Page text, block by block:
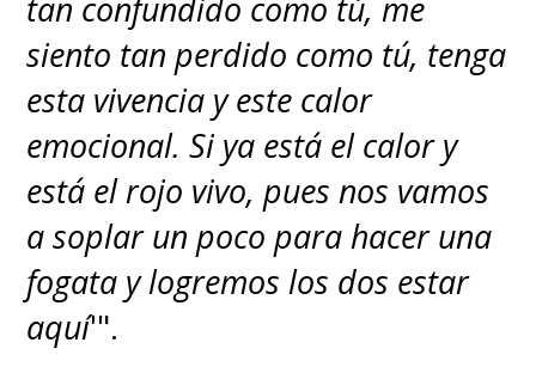
tan confundido como tú, me
siento tan perdido como tú, tenga
esta vivencia y este calor
emocional. Si ya está el calor y
está el rojo vivo, pues nos vamos
a soplar un poco para hacer una
fogata y logremos los dos estar
aquí'".